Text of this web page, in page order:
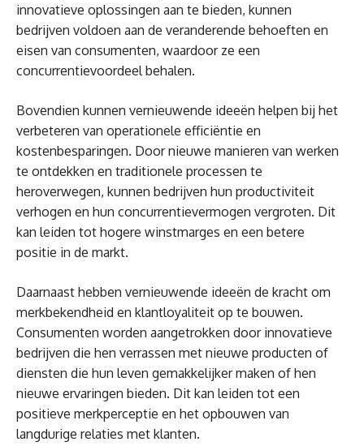
innovatieve oplossingen aan te bieden, kunnen
bedrijven voldoen aan de veranderende behoeften en
eisen van consumenten, waardoor ze een
concurrentievoordeel behalen.
Bovendien kunnen vernieuwende ideeën helpen bij het
verbeteren van operationele efficiëntie en
kostenbesparingen. Door nieuwe manieren van werken
te ontdekken en traditionele processen te
heroverwegen, kunnen bedrijven hun productiviteit
verhogen en hun concurrentievermogen vergroten. Dit
kan leiden tot hogere winstmarges en een betere
positie in de markt.
Daarnaast hebben vernieuwende ideeën de kracht om
merkbekendheid en klantloyaliteit op te bouwen.
Consumenten worden aangetrokken door innovatieve
bedrijven die hen verrassen met nieuwe producten of
diensten die hun leven gemakkelijker maken of hen
nieuwe ervaringen bieden. Dit kan leiden tot een
positieve merkperceptie en het opbouwen van
langdurige relaties met klanten.